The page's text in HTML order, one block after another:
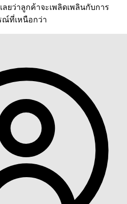
ยว่าลูกค้าจะเพลิดเพลินกับการ
ณ์ที่เหนือกว่า